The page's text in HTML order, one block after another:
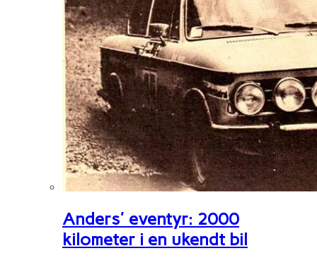
Anders' eventyr: 2000
kilometer i en ukendt bil